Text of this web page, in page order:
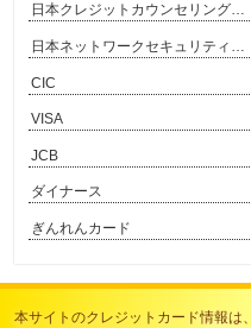
日本クレジットカウンセリング協会
日本ネットワークセキュリティ協会
CIC
VISA
JCB
ダイナース
ぎんれんカード
本サイトのクレジットカード情報は、